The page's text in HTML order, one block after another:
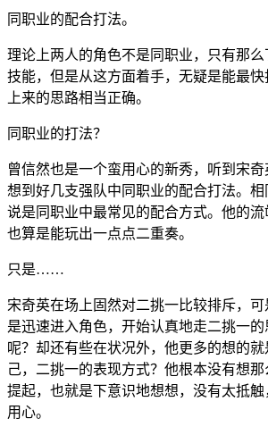
同职业的配合打法。
理论上两人的角色不是同职业，只有那
技能，但是从这方面着手，无疑是能最
上来的思路相当正确。
同职业的打法？
曾信然也是一个蛮用心的新秀，听到宋
想到好几支强队中同职业的配合打法。
说是同职业中最常见的配合方式。他的
也算是能玩出一点点二重奏。
只是……
宋奇英在场上固然对二挑一比较排斥，
是迅速进入角色，开始认真地走二挑一
呢？却还有些在状况外，他更多的想的
己，二挑一的表现方式？他根本没有想
提起，也就是下意识地想想，没有太抵
用心。